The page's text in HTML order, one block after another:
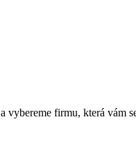
firmu, která vám